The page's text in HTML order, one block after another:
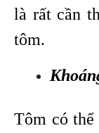
là rất cần
tôm.
Tôm có thể